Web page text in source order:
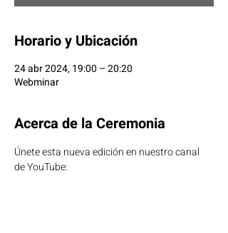
Horario y Ubicación
24 abr 2024, 19:00 – 20:20
Webminar
Acerca de la Ceremonia
Únete esta nueva edición en nuestro canal
de YouTube: